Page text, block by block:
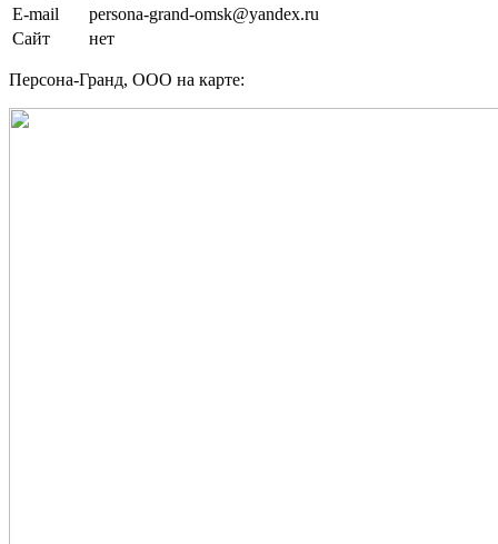
E-mail
persona-grand-omsk@yandex.ru
Сайт
нет
Персона-Гранд, ООО на карте: